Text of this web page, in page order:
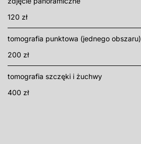
120 zł
tomografia punktowa (jednego obszaru)
200 zł
tomografia szczęki i żuchwy
400 zł